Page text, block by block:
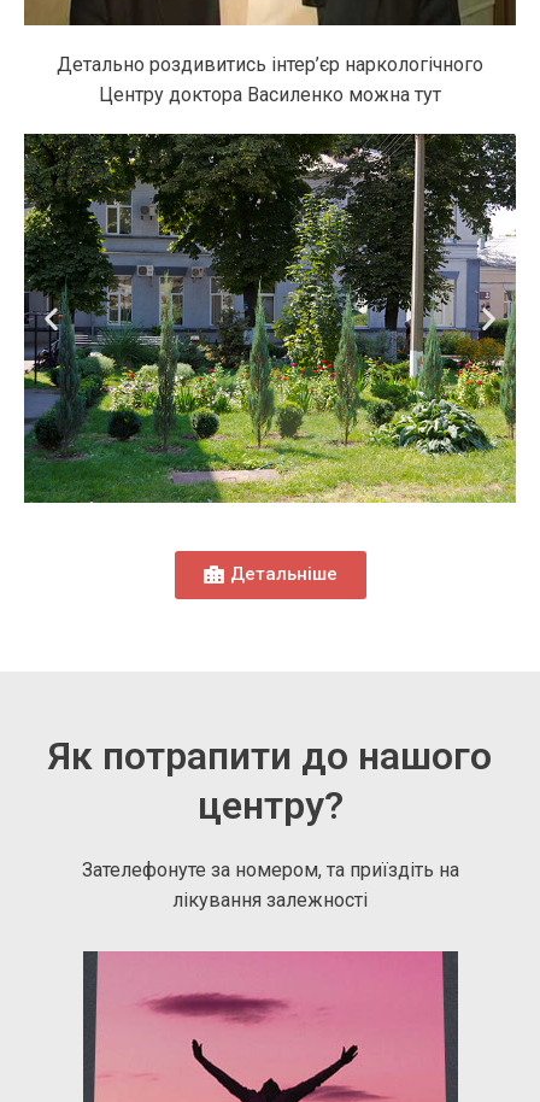
Детально роздивитись інтер’єр наркологічного
Центру доктора Василенко можна тут
Детальніше
Як потрапити до нашого
центру?
Зателефонуте за номером, та приїздіть на
лікування залежності